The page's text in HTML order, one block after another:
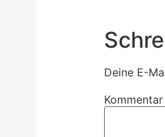
Deine E-
Kommentar